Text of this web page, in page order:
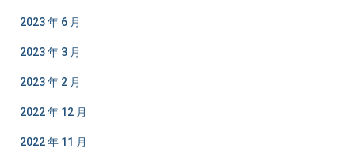
2023 年 6 月
2023 年 3 月
2023 年 2 月
2022 年 12 月
2022 年 11 月